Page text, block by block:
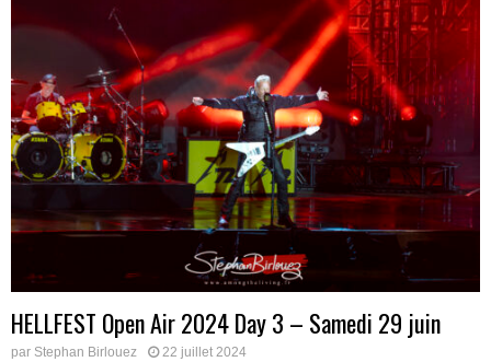
HELLFEST Open Air 2024 Day 3 – Samedi 29 juin
par Stephan Birlouez 22 juillet 2024